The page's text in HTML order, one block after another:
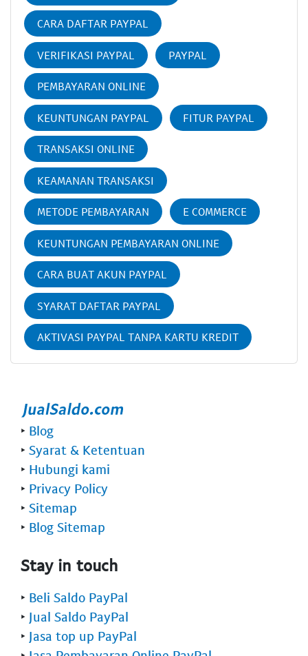
CARA DAFTAR PAYPAL
VERIFIKASI PAYPAL PAYPAL
PEMBAYARAN ONLINE
KEUNTUNGAN PAYPAL FITUR PAYPAL
TRANSAKSI ONLINE
KEAMANAN TRANSAKSI
METODE PEMBAYARAN E COMMERCE
KEUNTUNGAN PEMBAYARAN ONLINE
CARA BUAT AKUN PAYPAL
SYARAT DAFTAR PAYPAL
AKTIVASI PAYPAL TANPA KARTU KREDIT
‣ Blog
‣ Syarat & Ketentuan
‣ Hubungi kami
‣ Privacy Policy
‣ Sitemap
‣ Blog Sitemap
Stay in touch
‣ Beli Saldo PayPal
‣ Jual Saldo PayPal
‣ Jasa top up PayPal